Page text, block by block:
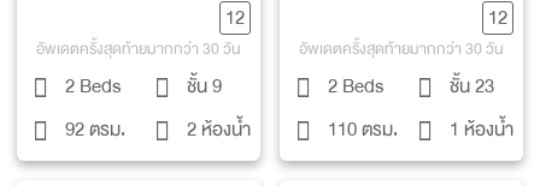
12
อัพเดตครั้งสุดท้ายมากกว่า 30 วัน
2 Beds
92 ตรม.
ชั้น 9
2 ห้องน้ำ
12
อัพเดตครั้งสุดท้ายมากกว่า 30 วัน
2 Beds
110 ตรม.
ชั้น 23
1 ห้องน้ำ